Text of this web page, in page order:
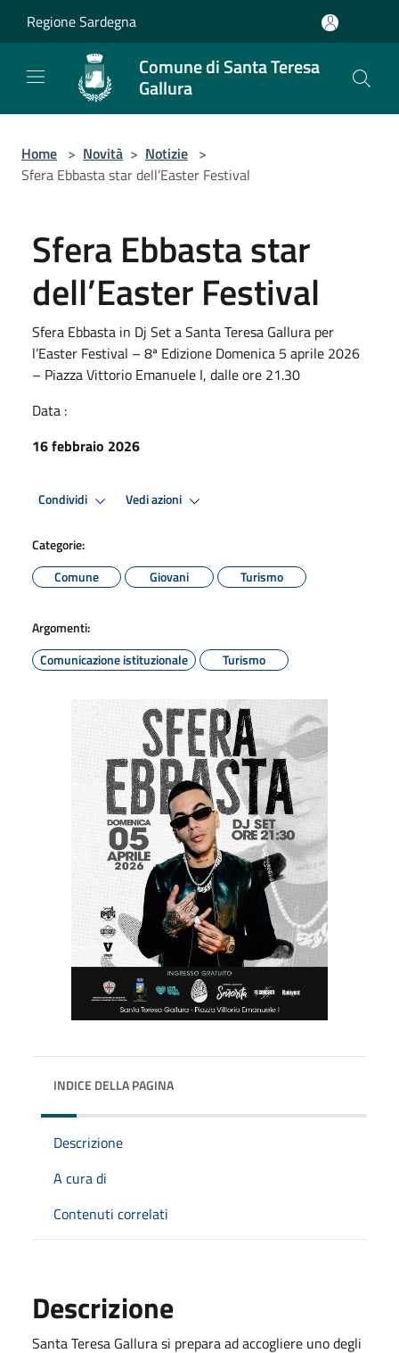
Regione Sardegna
Comune di Santa Teresa
Gallura
Home > Novità > Notizie >
Sfera Ebbasta star dell’Easter Festival
Sfera Ebbasta star
dell’Easter Festival
Sfera Ebbasta in Dj Set a Santa Teresa Gallura per
l’Easter Festival – 8ª Edizione Domenica 5 aprile 2026
– Piazza Vittorio Emanuele I, dalle ore 21.30
Data :
16 febbraio 2026
Condividi Vedi azioni
Categorie:
Comune
Giovani Turismo
Argomenti:
Comunicazione istituzionale
Turismo
INDICE DELLA PAGINA
Descrizione
A cura di
Contenuti correlati
Descrizione
Santa Teresa Gallura si prepara ad accogliere uno degli